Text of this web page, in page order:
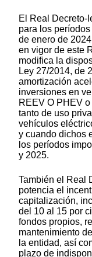
El Real Decreto-
para los
de enero de
en vigor de este
modifica la
Ley 27/2014, de
amortización
inversiones en
REEV O PHEV
tanto de uso
vehículos
y cuando dichos
los períodos
y 2025.
También el Real
potencia el
capitalización,
del 10 al 15 por
fondos propios,
mantenimiento
la entidad, así
plazo de